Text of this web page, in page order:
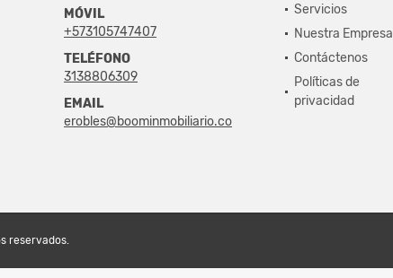
MÓVIL
+573105747407
TELÉFONO
3138806309
EMAIL
erobles@boominmobiliario.co
Servicios
Nuestra Empresa
Contáctenos
Políticas de
privacidad
reservados.